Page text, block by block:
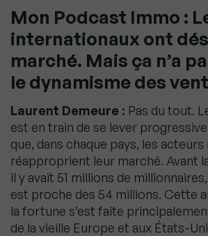
Mon Podcast Immo :
internationaux ont
marché. Mais ça n’a
le dynamisme des
Laurent Demeure : Pas du tout.
est en train de se lever
que, dans chaque pays, les
réapproprient leur marché. Avant
il y avait 51 millions de
est proche des 54 millions. Cette
la fortune s’est faite
de la vieille Europe et aux États-